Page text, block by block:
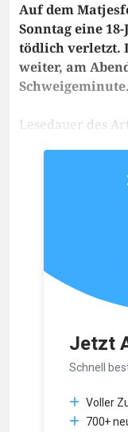
Auf dem
Sonntag eine
tödlich verletzt.
weiter, am
Schweigeminute.
Lesedauer des
Jetzt
Schnell
Voller
700+